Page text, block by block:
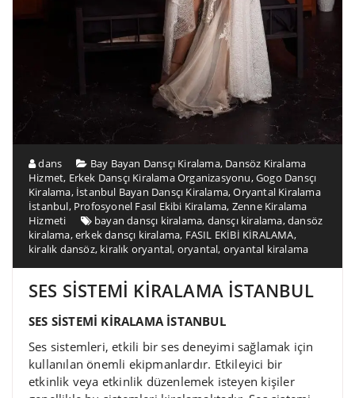
dans Bay Bayan Dansçı Kiralama, Dansöz Kiralama
Hizmet, Erkek Dansçı Kiralama Organizasyonu,Gogo Dansçı
Kiralama, İstanbul Bayan Dansçı Kiralama,Oryantal Kiralama
İstanbul, Profosyonel Fasıl Ekibi Kiralama, Zenne Kiralama
Hizmeti
bayan dansçı kiralama, dansçı kiralama,dansöz
kiralama,erkek dansçı kiralama, FASIL EKİBİ KİRALAMA,
kiralık dansöz, kiralık oryantal, oryantal, oryantal kiralama
SES SİSTEMİ KİRALAMA İSTANBUL
SES SİSTEMİ KİRALAMA İSTANBUL
Ses sistemleri, etkili bir ses deneyimi sağlamak için
kullanılan önemli ekipmanlardır. Etkileyici bir
etkinlik veya etkinlik düzenlemek isteyen kişiler